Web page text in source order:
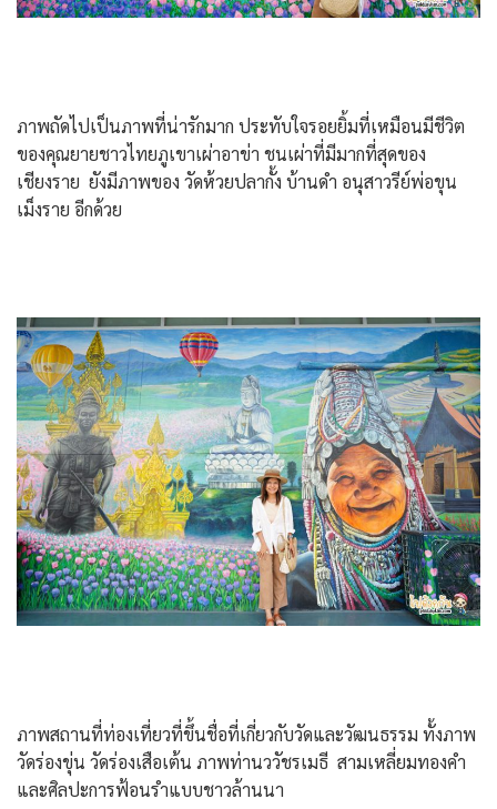
ภาพถัดไปเป็นภาพที่น่ารักมาก ประทับใจรอยยิ้มที่เหมือนมีชีวิต
ของคุณยายชาวไทยภูเขาเผ่าอาข่า ชนเผ่าที่มีมากที่สุดของ
เชียงราย ยังมีภาพของ วัดห้วยปลากั้ง บ้านดำ อนุสาวรีย์พ่อขุน
เม็งราย อีกด้วย
ภาพสถานที่ท่องเที่ยวที่ขึ้นชื่อที่เกี่ยวกับวัดและวัฒนธรรม ทั้งภาพ
วัดร่องขุ่น วัดร่องเสือเต้น ภาพท่านววัชรเมธี สามเหลี่ยมทองคำ
และศิลปะการฟ้อนรำแบบชาวล้านนา